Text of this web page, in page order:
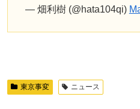
— 畑利樹 (@hata104qi)
東京事変 ニュース